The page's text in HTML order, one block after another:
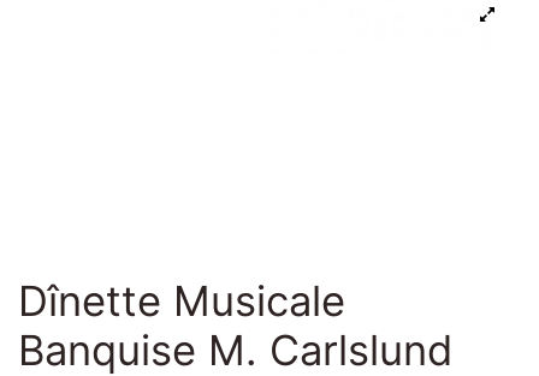
Dînette Musicale
Banquise M. Carlslund